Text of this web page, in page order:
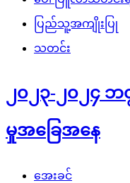
ပြည်သူ့အကျိုးပြု
သတင်း
၂၀၂၃-၂၀၂၄
မှုအခြေအနေ
အေးခင်